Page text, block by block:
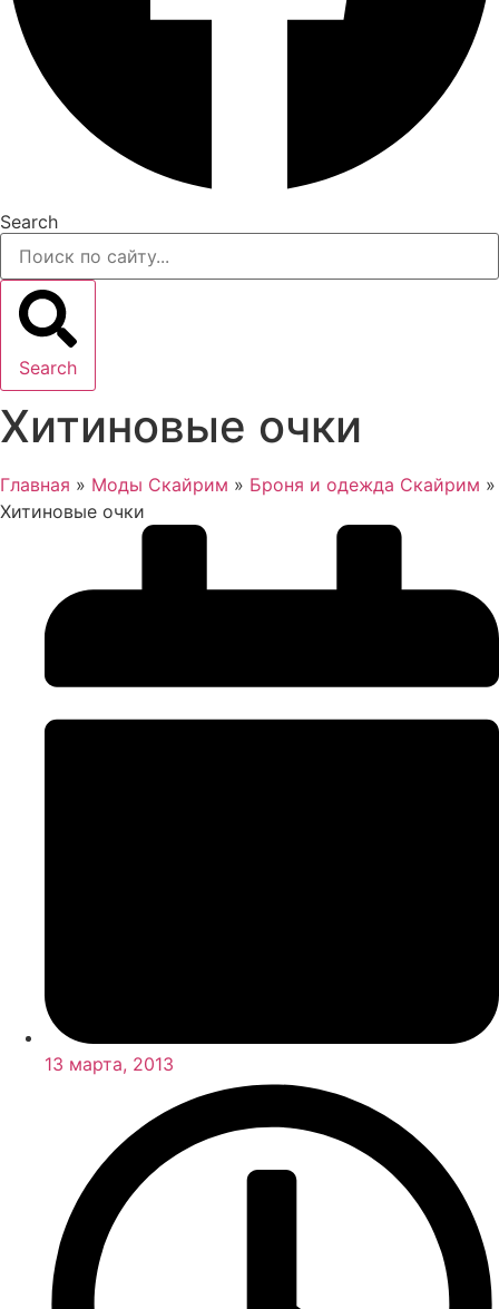
Search
Search
Хитиновые очки
Главная » Моды Скайрим » Броня и одежда Скайрим »
Хитиновые очки
13 марта, 2013